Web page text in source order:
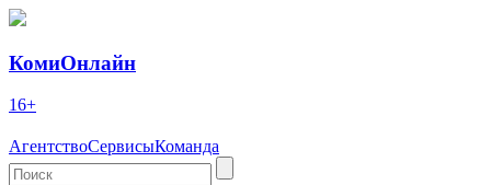
КомиОнлайн
16+
АгентствоСервисыКоманда